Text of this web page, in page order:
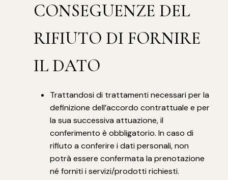
CONSEGUENZE DEL
RIFIUTO DI FORNIRE
IL DATO
Trattandosi di trattamenti necessari per la
definizione dell’accordo contrattuale e per
la sua successiva attuazione, il
conferimento è obbligatorio. In caso di
rifiuto a conferire i dati personali, non
potrà essere confermata la prenotazione
né forniti i servizi/prodotti richiesti.